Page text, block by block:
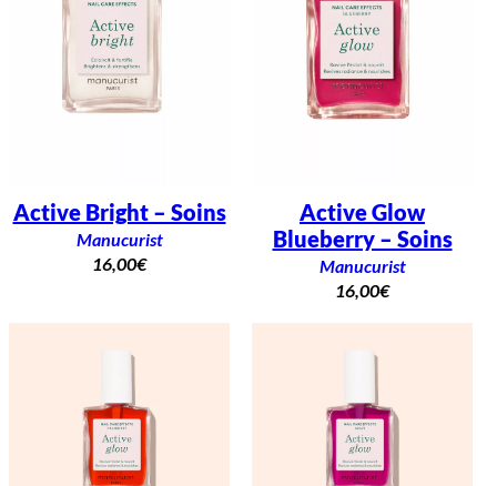
Active Bright – Soins
Manucurist
16,00€
Active Glow
Blueberry – Soins
Manucurist
16,00€